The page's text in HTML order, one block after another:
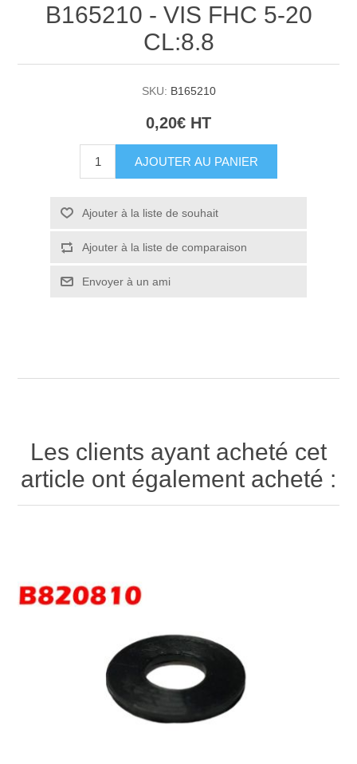
B165210 - VIS FHC 5-20
CL:8.8
SKU: B165210
0,20€ HT
AJOUTER AU PANIER
Ajouter à la liste de souhait
Ajouter à la liste de comparaison
Envoyer à un ami
Les clients ayant acheté cet
article ont également acheté :